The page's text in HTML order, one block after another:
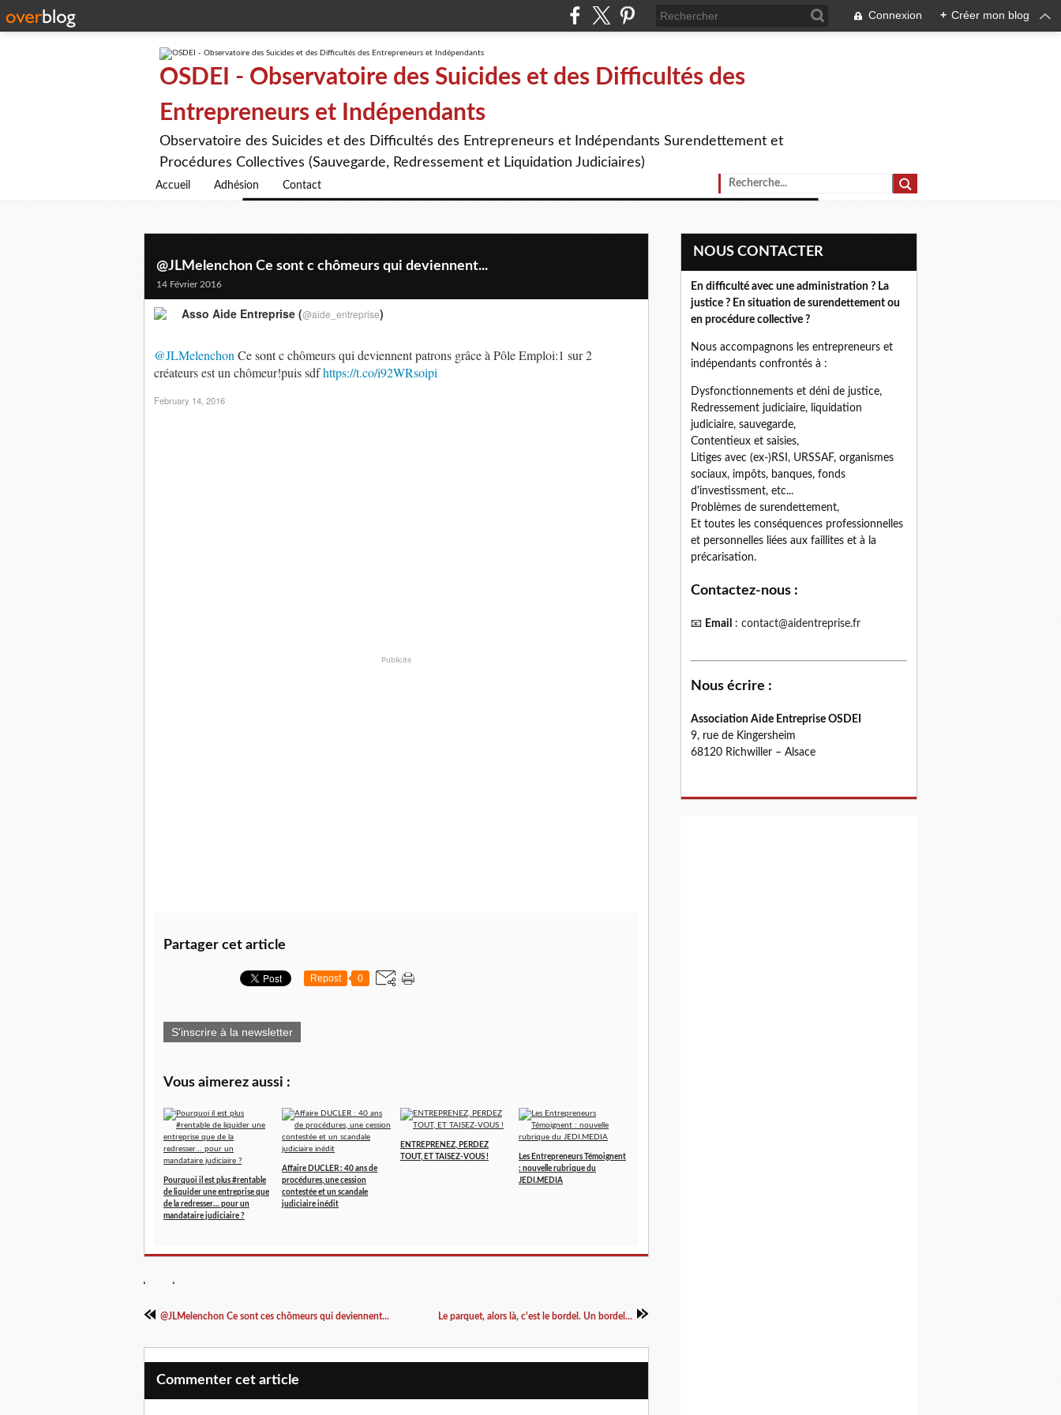
Connexion + Créer mon blog
OSDEI - Observatoire des Suicides et des Difficultés des
Entrepreneurs et Indépendants
Observatoire des Suicides et des Difficultés des Entrepreneurs et Indépendants Surendettement et
Procédures Collectives (Sauvegarde, Redressement et Liquidation Judiciaires)
Accueil Adhésion Contact
@JLMelenchon Ce sont c chômeurs qui deviennent...
14 Février 2016
@JLMelenchon Ce sont c chômeurs qui deviennent patrons grâce à Pôle Emploi:1 sur 2
créateurs est un chômeur!puis sdfhttps://t.co/i92WRsoipi
Asso Aide Entreprise (@aide_entreprise)
February 14, 2016
Publicité
Partager cet article
Repost 0
S'inscrire à la newsletter
Vous aimerez aussi :
Pourquoi il est plus #rentable
de liquider une entreprise que
de la redresser… pour un
mandataire judiciaire ?
Affaire DUCLER : 40 ans de
procédures, une cession
contestée et un scandale
judiciaire inédit
ENTREPRENEZ, PERDEZ
TOUT, ET TAISEZ-VOUS !
Les Entrepreneurs Témoignent
: nouvelle rubrique du
JEDI.MEDIA
@JLMelenchon Ce sont ces chômeurs qui deviennent... Le parquet, alors là, c'est le bordel. Un bordel...
Commenter cet article
NOUS CONTACTER
En difficulté avec une administration ? La
justice ? En situation de surendettement ou
en procédure collective ?
Nous accompagnons les entrepreneurs et
indépendants confrontés à :
Dysfonctionnements et déni de justice,
Redressement judiciaire, liquidation
judiciaire, sauvegarde,
Contentieux et saisies,
Litiges avec (ex-)RSI, URSSAF, organismes
sociaux, impôts, banques, fonds
d'investissment, etc...
Problèmes de surendettement,
Et toutes les conséquences professionnelles
et personnelles liées aux faillites et à la
précarisation.
Contactez-nous :
📧 Email : contact@aidentreprise.fr
Nous écrire :
Association Aide Entreprise OSDEI
9, rue de Kingersheim
68120 Richwiller – Alsace